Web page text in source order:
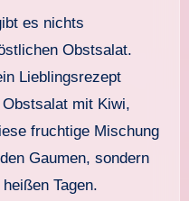
es nichts
Obstsalat.
Lieblingsrezept
mit Kiwi,
fruchtige Mischung
Gaumen, sondern
Tagen.